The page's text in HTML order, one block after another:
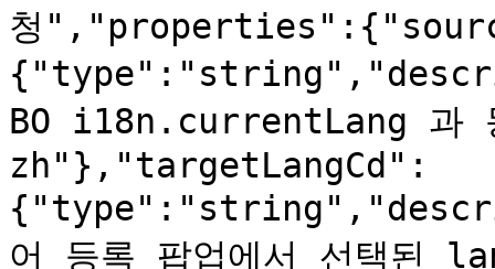
청
BO i18n.currentLang
zh"},"targetLangCd":
어 등록 팝업에서 선택